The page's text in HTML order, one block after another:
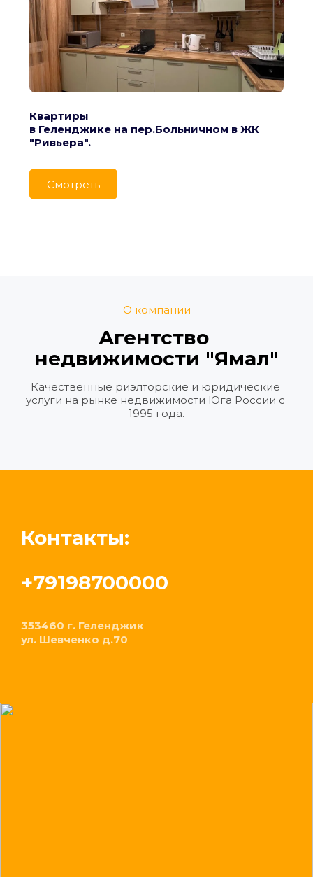
Квартиры
в Геленджике на пер.Больничном в ЖК
"Ривьера".
Cмотреть
О компании
Агентство
недвижимости "Ямал"
Качественные риэлторские и юридические
услуги на рынке недвижимости Юга России с
1995 года.
Контакты:
+79198700000
353460 г. Геленджик
ул. Шевченко д.70